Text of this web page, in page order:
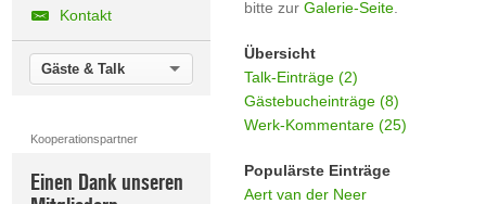
Kontakt
Gäste & Talk
Kooperationspartner
Einen Dank unseren
bitte zur Galerie-Seite.
Übersicht
Talk-Einträge (2)
Gästebucheinträge (8)
Werk-Kommentare (25)
Populärste Einträge
Aert van der Neer